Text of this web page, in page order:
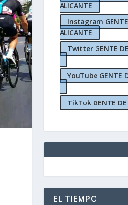
ALICANTE
Instagram GENTE
ALICANTE
Twitter GENTE
YouTube GENTE
TikTok GENTE DE
EL TIEMPO